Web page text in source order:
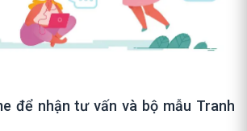
để nhận tư vấn và bộ mẫu Tranh